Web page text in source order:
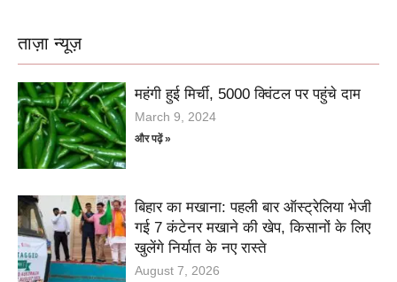
ताज़ा न्यूज़
महंगी हुई मिर्ची, 5000 क्विंटल पर पहुंचे दाम
March 9, 2024
और पढ़ें »
बिहार का मखाना: पहली बार ऑस्ट्रेलिया भेजी
गई 7 कंटेनर मखाने की खेप, किसानों के लिए
खुलेंगे निर्यात के नए रास्ते
August 7, 2026